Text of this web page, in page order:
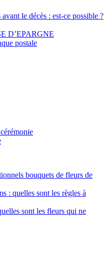
le décès : est-ce possible ?
D’EPARGNE
postale
bouquets de fleurs de
: quelles sont les règles à
sont les fleurs qui ne